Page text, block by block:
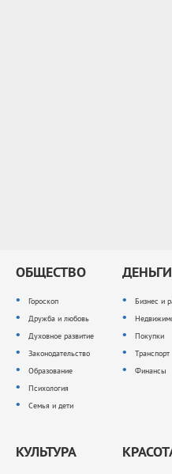
ОБЩЕСТВО
Гороскоп
Дружба и любовь
Духовное развитие
Законодательство
Образование
Психология
Семья и дети
ДЕНЬГИ
Бизнес и
Покупки
Транспорт
Финансы
КУЛЬТУРА